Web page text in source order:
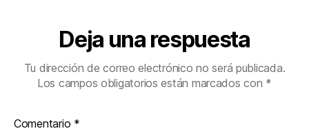
Deja una respuesta
Tu dirección de correo electrónico no será publicada.
Los campos obligatorios están marcados con *
Comentario *